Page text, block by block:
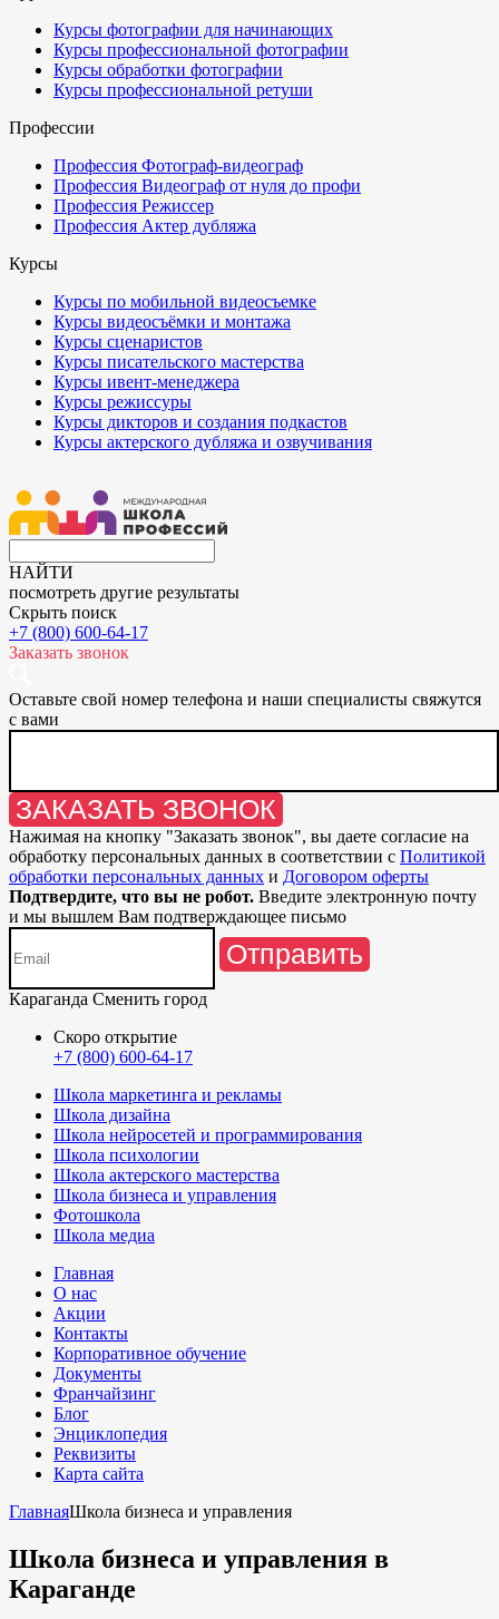
Курсы фотографии для начинающих
Курсы профессиональной фотографии
Курсы обработки фотографии
Курсы профессиональной ретуши
Профессии
Профессия Фотограф-видеограф
Профессия Видеограф от нуля до профи
Профессия Режиссер
Профессия Актер дубляжа
Курсы
Курсы по мобильной видеосъемке
Курсы видеосъёмки и монтажа
Курсы сценаристов
Курсы писательского мастерства
Курсы ивент-менеджера
Курсы режиссуры
Курсы дикторов и создания подкастов
Курсы актерского дубляжа и озвучивания
НАЙТИ
посмотреть другие результаты
Скрыть поиск
+7 (800) 600-64-17
Заказать звонок
Оставьте свой номер телефона и наши специалисты свяжутся
с вами
ЗАКАЗАТЬ ЗВОНОК
Нажимая на кнопку "Заказать звонок", вы даете согласие на
обработку персональных данных в соответствии с Политикой
обработки персональных данных и Договором оферты
Подтвердите, что вы не робот. Введите электронную почту
и мы вышлем Вам подтверждающее письмо
Отправить
Караганда Сменить город
Скоро открытие
+7 (800) 600-64-17
Школа маркетинга и рекламы
Школа дизайна
Школа нейросетей и программирования
Школа психологии
Школа актерского мастерства
Школа бизнеса и управления
Фотошкола
Школа медиа
Главная
О нас
Акции
Контакты
Корпоративное обучение
Документы
Франчайзинг
Блог
Энциклопедия
Реквизиты
Карта сайта
ГлавнаяШкола бизнеса и управления
Школа бизнеса и управления в
Караганде